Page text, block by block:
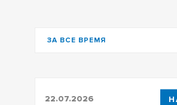
ЗА ВСЕ ВРЕМЯ
22.07.2026